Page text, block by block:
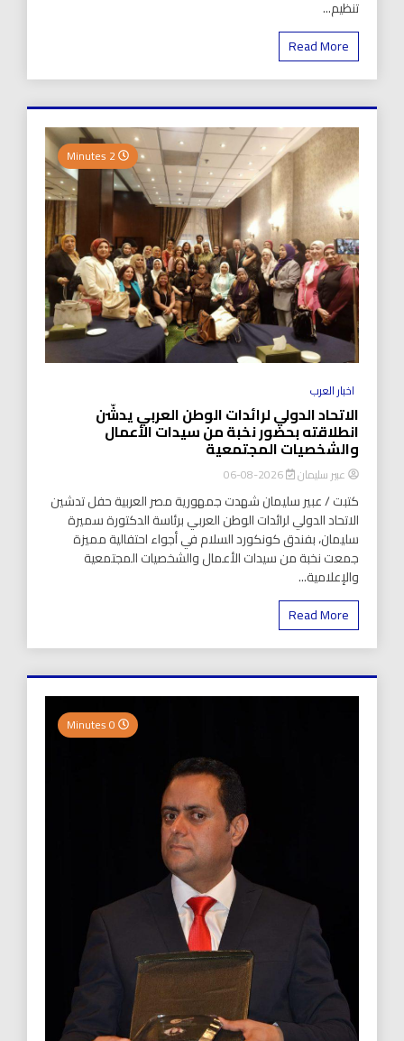
تنظيم...
Read More
اخبار العرب
الاتحاد الدولي لرائدات الوطن العربي يدشّن
انطلاقته بحضور نخبة من سيدات الأعمال
والشخصيات المجتمعية
عبير سليمان 2026-08-06
كتبت / عبير سليمان شهدت جمهورية مصر العربية حفل تدشين
الاتحاد الدولي لرائدات الوطن العربي برئاسة الدكتورة سميرة
سليمان، بفندق كونكورد السلام في أجواء احتفالية مميزة
جمعت نخبة من سيدات الأعمال والشخصيات المجتمعية
والإعلامية...
Read More